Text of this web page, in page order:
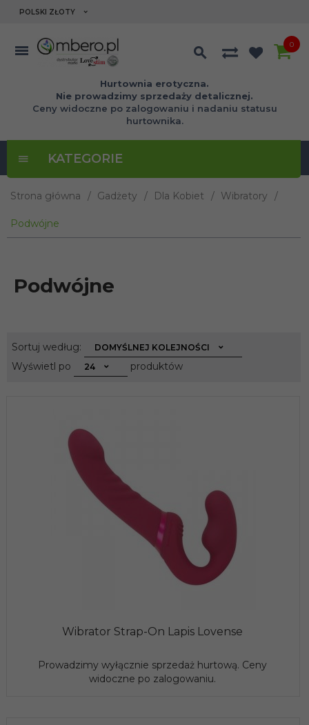
currency_h
POLSKI ZŁOTY
Hurtownia erotyczna.
Nie prowadzimy sprzedaży detalicznej.
Ceny widoczne po zalogowaniu i nadaniu statusu
hurtownika.
0
KATEGORIE
Strona główna Gadżety Dla Kobiet Wibratory
Podwójne
Podwójne
Sortuj według: sortDOMYŚLNEJ KOLEJNOŚCI
Wyświetl po pop
24 produktów
Wibrator Strap-On Lapis Lovense
Prowadzimy wyłącznie sprzedaż hurtową. Ceny
widoczne po zalogowaniu.